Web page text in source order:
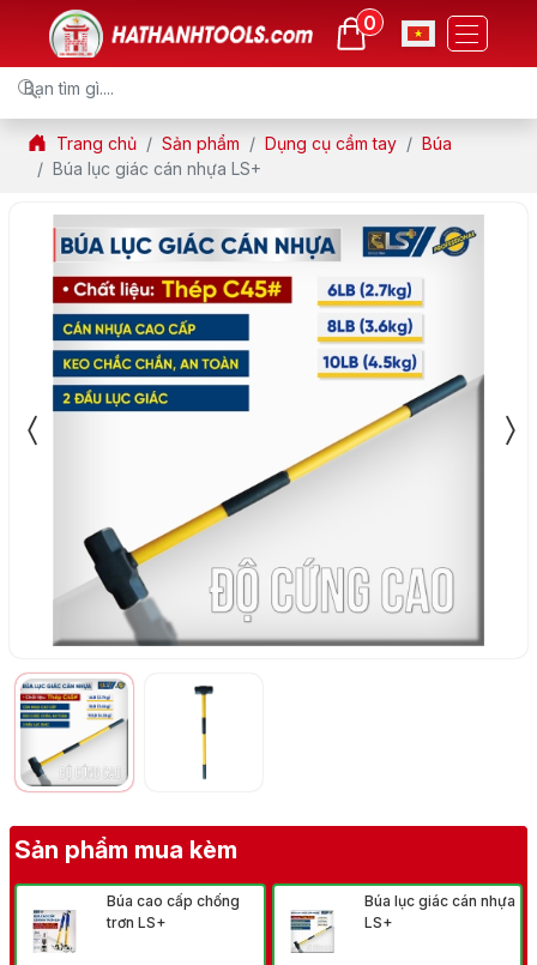
0
Trang chủ Sản phẩm Dụng cụ cầm tay
Búa
Búa lục giác cán nhựa LS+
Sản phẩm mua kèm
Búa cao cấp chống
trơn LS+
Búa lục giác cán nhựa
LS+